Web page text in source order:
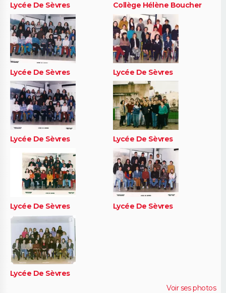
Lycée De Sèvres Collège Hélène Boucher
Lycée De Sèvres Lycée De Sèvres
Lycée De Sèvres Lycée De Sèvres
Lycée De Sèvres Lycée De Sèvres
Lycée De Sèvres
Voir ses photos